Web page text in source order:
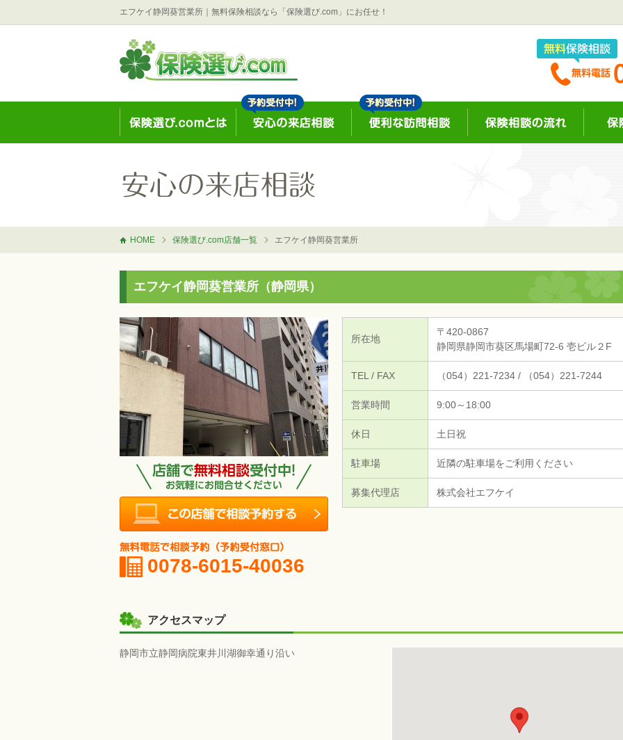
エフケイ静岡葵営業所｜無料保険相談なら「保険選び.com」にお任せ！
HOME 保険選び.com店舗一覧 エフケイ静岡葵営業所
エフケイ静岡葵営業所（静岡県）
0078-6015-40036
所在地
〒420-0867
静岡県静岡市葵区馬場町72-6 壱ビル２F
TEL / FAX （054）221-7234 / （054）221-7244
営業時間 9:00～18:00
休日 土日祝
駐車場 近隣の駐車場をご利用ください
募集代理店 株式会社エフケイ
アクセスマップ
静岡市立静岡病院東井川湖御幸通り沿い